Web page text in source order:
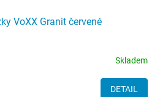
VoXX Granit červené
Skladem
DETAIL